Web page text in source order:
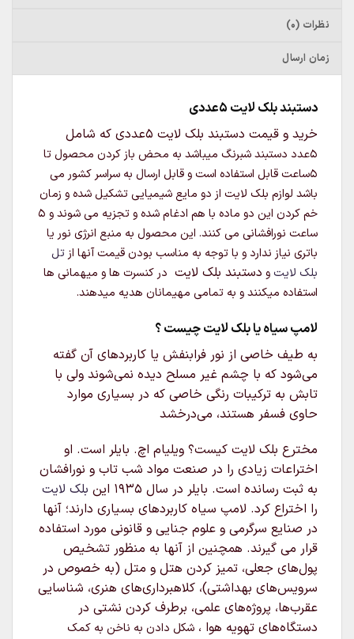
نظرات (0)
زمان ارسال
دستبند بلک لایت 5عددی
خرید و قیمت دستبند بلک لایت 5عددی که شامل
5عدد دستبند شبرنگ
میباشد به محض باز کردن محصول تا
5ساعت قابل استفاده است و قابل ارسال به سراسر کشور می
باشد لوازم بلک لایت از دو مایع شیمیایی تشکیل شده و زمان
خم کردن این دو ماده با هم ادغام شده و تجزیه می شوند و 5
ساعت نورافشانی می کنند. این محصول به منبع انرژی نور یا
باتری نیاز ندارد و با توجه به مناسب بودن قیمت آنها از تل
بلک لایت و دستبند بلک لایت در کنسرت ها و میهمانی ها
استفاده میکنند و به تمامی مهیمانان هدیه میدهند.
لامپ سیاه یا بلک لایت چیست ؟
به طیف خاصی از نور فرابنفش یا کاربردهای آن گفته
می‌شود که با چشم غیر مسلح دیده نمی‌شوند ولی با
تابش به ترکیبات رنگی خاصی که در بسیاری موارد
حاوی فسفر هستند، می‌درخشد
مخترع بلک لایت کیست؟ ویلیام اچ. بایلر است. او
اختراعات زیادی را در صنعت مواد شب تاب و نورافشان
به ثبت رسانده است. بایلر در سال ۱۹۳۵ این
بلک لایت
را اختراع کرد. لامپ سیاه کاربردهای بسیاری دارند؛ آنها
در صنایع سرگرمی و علوم جنایی و قانونی مورد استفاده
قرار می‌ گیرند. همچنین از آنها به منظور تشخیص
پول‌های جعلی، تمیز کردن هتل و متل (به خصوص در
سرویس‌های بهداشتی)، کلاهبرداری‌های هنری، شناسایی
عقرب‌ها، پروژه‌های علمی، برطرف کردن نشتی در
دستگاه‌های تهویه هوا ، شکل دادن به ناخن به کمک